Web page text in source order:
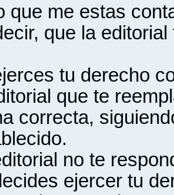
que me estas
que la
tu derecho
que te
correcta,
no te
ejercer tu